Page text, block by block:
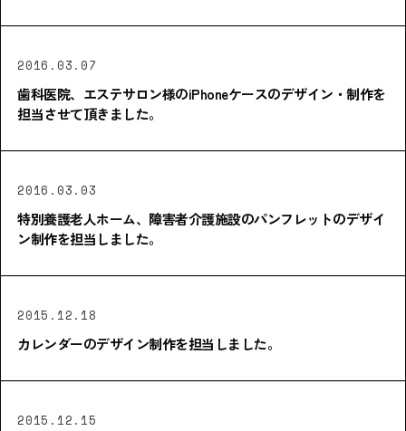
2016.03.07
歯科医院、エステサロン様のiPhoneケースのデザイン・制作を
担当させて頂きました。
2016.03.03
特別養護老人ホーム、障害者介護施設のパンフレットのデザイ
ン制作を担当しました。
2015.12.18
カレンダーのデザイン制作を担当しました。
2015.12.15